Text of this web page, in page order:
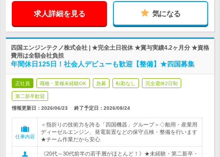
求人詳細を見る 気になる
四国エンジンテクノ株式会社 | ★完全土日祝休 ★賞与実績4.2ヶ月分 ★資格
費用は全額会社負担
年間休日125日！社会人デビューも歓迎【整備】★四国募集
正社員 職種・業種未経験OK 急募 転勤なし 完全週休2日制
第二新卒歓迎
情報更新日：2026/06/23 終了予定日： 2026/08/24
仕事内容
＜指折りの技術力を誇る「四国機器」グループ＞◇舶用・産業用
ディーゼルエンジン、発電装置などの保守点検・整備を行います
★チーム作業だから安心
《20代～30代前半の若手層がほとんど！》★未経験・第二新卒・